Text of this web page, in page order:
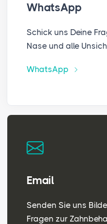
WhatsApp
Schick uns Deine
Nase und alle
WhatsApp
Email
Senden Sie uns
Fragen zur